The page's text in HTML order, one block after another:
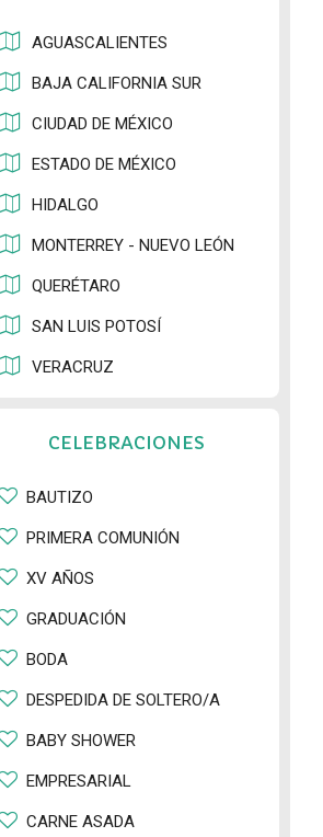
AGUASCALIENTES
BAJA CALIFORNIA SUR
CIUDAD DE MÉXICO
ESTADO DE MÉXICO
HIDALGO
MONTERREY - NUEVO LEÓN
QUERÉTARO
SAN LUIS POTOSÍ
VERACRUZ
CELEBRACIONES
BAUTIZO
PRIMERA COMUNIÓN
XV AÑOS
GRADUACIÓN
BODA
DESPEDIDA DE SOLTERO/A
BABY SHOWER
EMPRESARIAL
CARNE ASADA